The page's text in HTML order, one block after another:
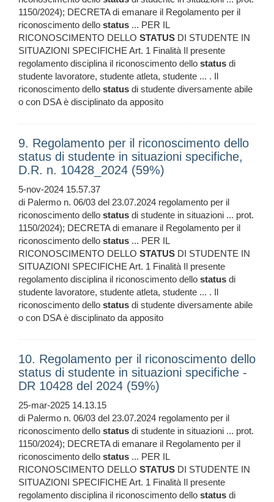
1150/2024); DECRETA di emanare il Regolamento per il
riconoscimento dello status ... PER IL
RICONOSCIMENTO DELLO STATUS DI STUDENTE IN
SITUAZIONI SPECIFICHE Art. 1 Finalità Il presente
regolamento disciplina il riconoscimento dello status di
studente lavoratore, studente atleta, studente ... . Il
riconoscimento dello status di studente diversamente abile
o con DSA è disciplinato da apposito
9. Regolamento per il riconoscimento dello
status di studente in situazioni specifiche,
D.R. n. 10428_2024 (59%)
5-nov-2024 15.57.37
di Palermo n. 06/03 del 23.07.2024 regolamento per il
riconoscimento dello status di studente in situazioni ... prot.
1150/2024); DECRETA di emanare il Regolamento per il
riconoscimento dello status ... PER IL
RICONOSCIMENTO DELLO STATUS DI STUDENTE IN
SITUAZIONI SPECIFICHE Art. 1 Finalità Il presente
regolamento disciplina il riconoscimento dello status di
studente lavoratore, studente atleta, studente ... . Il
riconoscimento dello status di studente diversamente abile
o con DSA è disciplinato da apposito
10. Regolamento per il riconoscimento dello
status di studente in situazioni specifiche -
DR 10428 del 2024 (59%)
25-mar-2025 14.13.15
di Palermo n. 06/03 del 23.07.2024 regolamento per il
riconoscimento dello status di studente in situazioni ... prot.
1150/2024); DECRETA di emanare il Regolamento per il
riconoscimento dello status ... PER IL
RICONOSCIMENTO DELLO STATUS DI STUDENTE IN
SITUAZIONI SPECIFICHE Art. 1 Finalità Il presente
regolamento disciplina il riconoscimento dello status di